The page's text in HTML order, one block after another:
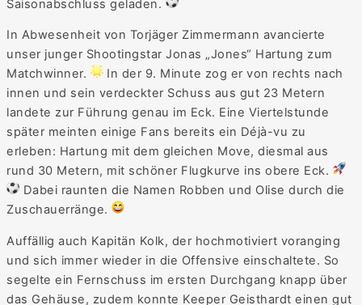
Saisonabschluss geladen.
In Abwesenheit von Torjäger Zimmermann avancierte
unser junger Shootingstar Jonas „Jones“ Hartung zum
Matchwinner.
In der 9. Minute zog er von rechts nach
innen und sein verdeckter Schuss aus gut 23 Metern
landete zur Führung genau im Eck. Eine Viertelstunde
später meinten einige Fans bereits ein Déjà-vu zu
erleben: Hartung mit dem gleichen Move, diesmal aus
rund 30 Metern, mit schöner Flugkurve ins obere Eck.
Dabei raunten die Namen Robben und Olise durch die
Zuschauerränge.
Auffällig auch Kapitän Kolk, der hochmotiviert voranging
und sich immer wieder in die Offensive einschaltete. So
segelte ein Fernschuss im ersten Durchgang knapp über
das Gehäuse, zudem konnte Keeper Geisthardt einen gut